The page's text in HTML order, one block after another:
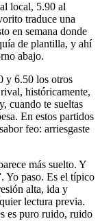
local, 5.90 al
traduce una
en semana donde
de plantilla, y ahí
abajo.
y 6.50 los otros
históricamente,
cuando te sueltas
En estos partidos
feo: arriesgaste
más suelto. Y
Yo paso. Es el típico
alta, ida y
lectura previa.
es puro ruido, ruido